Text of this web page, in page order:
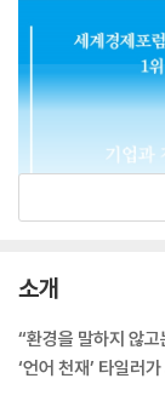
소개
“환경을 말하지 않
‘언어 천재’ 타일러